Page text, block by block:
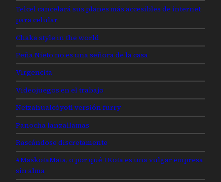
Telcel cancelará sus planes más accesibles de internet
para celular
Chaka style in the world
Peña Nieto no es una señora de la casa
Virgencita
Videojuegos en el trabajo
Netzahualcóyotl versión furry
Panocha lanzallamas
Rascándose discretamente
#MaskotaMata, o por qué +Kota es una vulgar empresa
sin alma